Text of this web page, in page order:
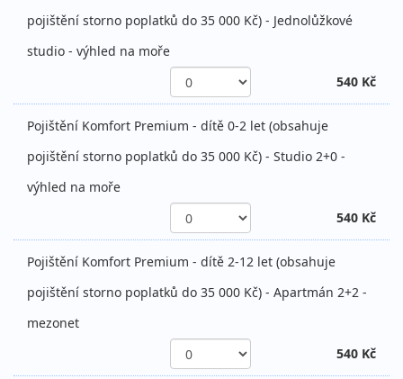
pojištění storno poplatků do 35 000 Kč) - Jednolůžkové
studio - výhled na moře
540 Kč
Pojištění Komfort Premium - dítě 0-2 let (obsahuje
pojištění storno poplatků do 35 000 Kč) - Studio 2+0 -
výhled na moře
540 Kč
Pojištění Komfort Premium - dítě 2-12 let (obsahuje
pojištění storno poplatků do 35 000 Kč) - Apartmán 2+2 -
mezonet
540 Kč